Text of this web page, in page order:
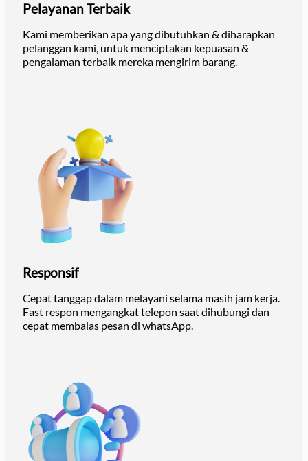
Pelayanan Terbaik
Kami memberikan apa yang dibutuhkan & diharapkan
pelanggan kami, untuk menciptakan kepuasan &
pengalaman terbaik mereka mengirim barang.
Responsif
Cepat tanggap dalam melayani selama masih jam kerja.
Fast respon mengangkat telepon saat dihubungi dan
cepat membalas pesan di whatsApp.